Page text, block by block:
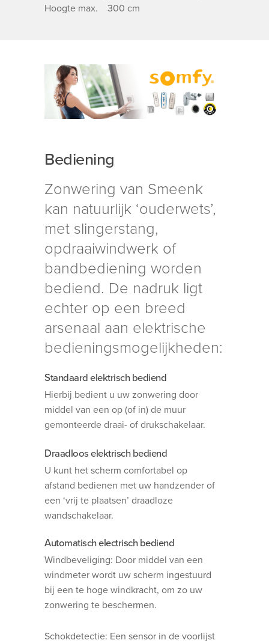
Hoogte max. 300 cm
Bediening
Zonwering van Smeenk
kan natuurlijk ‘ouderwets’,
met slingerstang,
opdraaiwindwerk of
bandbediening worden
bediend. De nadruk ligt
echter op een breed
arsenaal aan elektrische
bedieningsmogelijkheden:
Standaard elektrisch bediend
Hierbij bedient u uw zonwering door
middel van een op (of in) de muur
gemonteerde draai- of drukschakelaar.
Draadloos elektrisch bediend
U kunt het scherm comfortabel op
afstand bedienen met uw handzender of
een ‘vrij te plaatsen’ draadloze
wandschakelaar.
Automatisch electrisch bediend
Windbeveliging: Door middel van een
windmeter wordt uw scherm ingestuurd
bij een te hoge windkracht, om zo uw
zonwering te beschermen.
Schokdetectie: Een sensor in de voorlijst